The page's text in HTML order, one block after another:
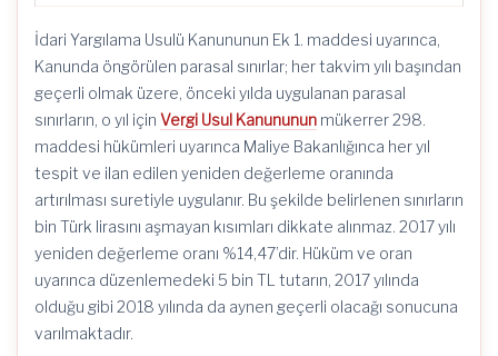
İdari Yargılama Usulü Kanununun Ek 1. maddesi uyarınca,
Kanunda öngörülen parasal sınırlar; her takvim yılı başından
geçerli olmak üzere, önceki yılda uygulanan parasal
sınırların, o yıl için Vergi Usul Kanununun mükerrer 298.
maddesi hükümleri uyarınca Maliye Bakanlığınca her yıl
tespit ve ilan edilen yeniden değerleme oranında
artırılması suretiyle uygulanır. Bu şekilde belirlenen sınırların
bin Türk lirasını aşmayan kısımları dikkate alınmaz. 2017 yılı
yeniden değerleme oranı %14,47’dir. Hüküm ve oran
uyarınca düzenlemedeki 5 bin TL tutarın, 2017 yılında
olduğu gibi 2018 yılında da aynen geçerli olacağı sonucuna
varılmaktadır.